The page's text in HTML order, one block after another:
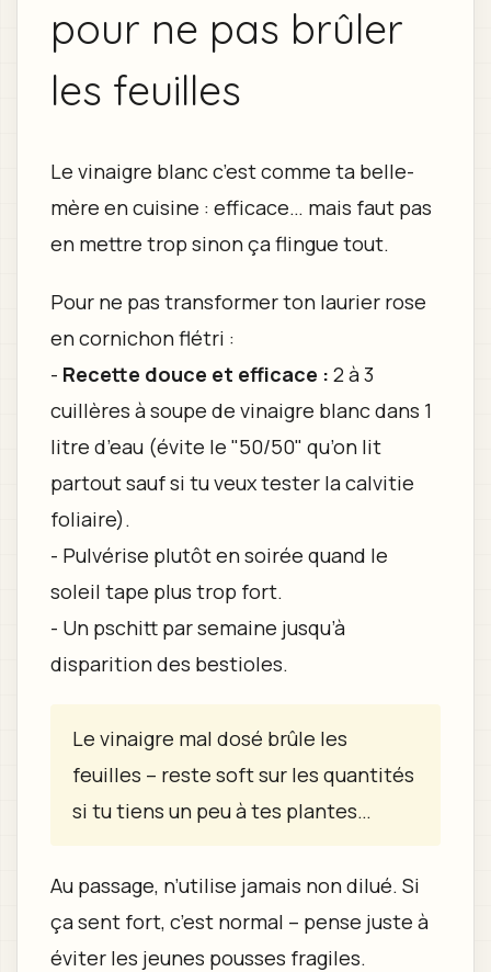
pour ne pas brûler
les feuilles
Le vinaigre blanc c’est comme ta belle-
mère en cuisine : efficace… mais faut pas
en mettre trop sinon ça flingue tout.
Pour ne pas transformer ton laurier rose
en cornichon flétri :
- Recette douce et efficace : 2 à 3
cuillères à soupe de vinaigre blanc dans 1
litre d’eau (évite le "50/50" qu’on lit
partout sauf si tu veux tester la calvitie
foliaire).
- Pulvérise plutôt en soirée quand le
soleil tape plus trop fort.
- Un pschitt par semaine jusqu’à
disparition des bestioles.
Le vinaigre mal dosé brûle les
feuilles – reste soft sur les quantités
si tu tiens un peu à tes plantes…
Au passage, n’utilise jamais non dilué. Si
ça sent fort, c’est normal – pense juste à
éviter les jeunes pousses fragiles.